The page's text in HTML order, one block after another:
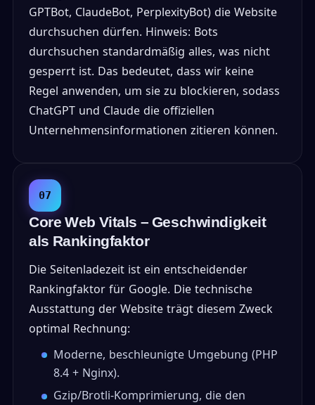
GPTBot, ClaudeBot, PerplexityBot) die Website
durchsuchen dürfen. Hinweis: Bots
durchsuchen standardmäßig alles, was nicht
gesperrt ist. Das bedeutet, dass wir keine
Regel anwenden, um sie zu blockieren, sodass
ChatGPT und Claude die offiziellen
Unternehmensinformationen zitieren können.
07
Core Web Vitals – Geschwindigkeit
als Rankingfaktor
Die Seitenladezeit ist ein entscheidender
Rankingfaktor für Google. Die technische
Ausstattung der Website trägt diesem Zweck
optimal Rechnung:
Moderne, beschleunigte Umgebung (PHP
8.4 + Nginx).
Gzip/Brotli-Komprimierung, die den